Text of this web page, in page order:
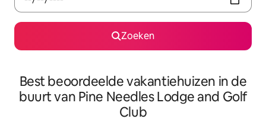
Zoeken
Best beoordeelde vakantiehuizen in de
buurt van Pine Needles Lodge and Golf
Club